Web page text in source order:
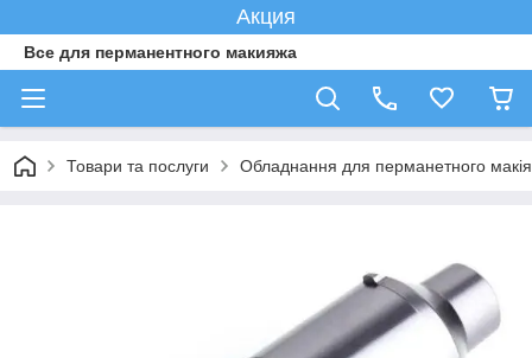
Акция
Все для перманентного макияжа
Товари та послуги Обладнання для перманетного